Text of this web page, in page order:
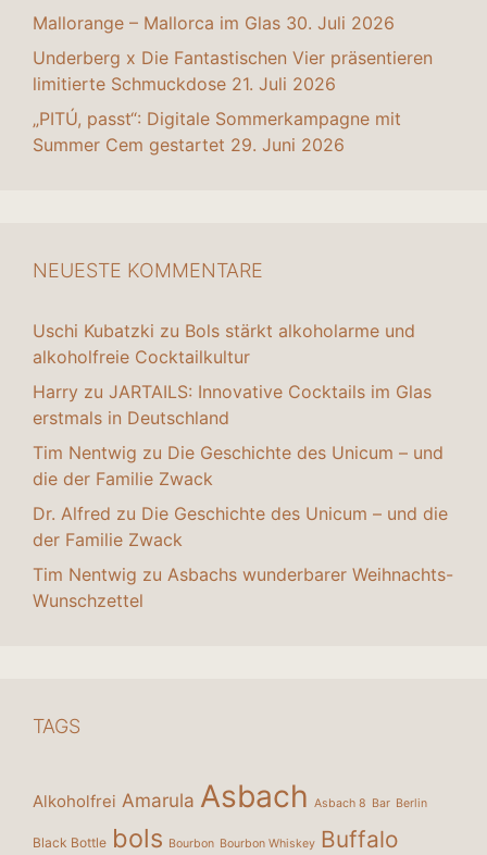
Mallorange – Mallorca im Glas 30. Juli 2026
Underberg x Die Fantastischen Vier präsentieren
limitierte Schmuckdose 21. Juli 2026
„PITÚ, passt“: Digitale Sommerkampagne mit
Summer Cem gestartet 29. Juni 2026
NEUESTE KOMMENTARE
Uschi Kubatzki zu Bols stärkt alkoholarme und
alkoholfreie Cocktailkultur
Harry zu JARTAILS: Innovative Cocktails im Glas
erstmals in Deutschland
Tim Nentwig zu Die Geschichte des Unicum – und
die der Familie Zwack
Dr. Alfred zu Die Geschichte des Unicum – und die
der Familie Zwack
Tim Nentwig zu Asbachs wunderbarer Weihnachts-
Wunschzettel
TAGS
Alkoholfrei Amarula Asbach Asbach 8 Bar Berlin
Black Bottle bols Bourbon Bourbon Whiskey Buffalo